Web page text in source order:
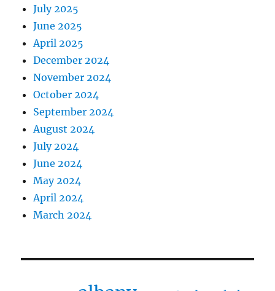
July 2025
June 2025
April 2025
December 2024
November 2024
October 2024
September 2024
August 2024
July 2024
June 2024
May 2024
April 2024
March 2024